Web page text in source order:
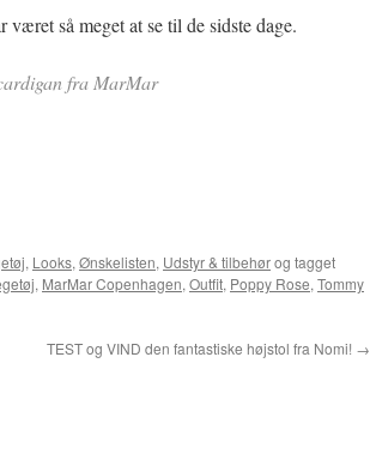
så meget at se til de sidste dage.
fra MarMar
, Looks, Ønskelisten, Udstyr & tilbehørog tagget
, MarMar Copenhagen, Outfit, Poppy Rose, Tommy
TEST og VIND den fantastiske højstol fra Nomi! →